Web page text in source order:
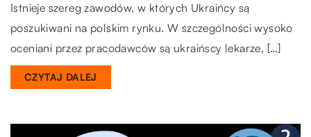
Istnieje szereg zawodów, w których Ukraińcy są
poszukiwani na polskim rynku. W szczególności wysoko
oceniani przez pracodawców są ukraińscy lekarze, […]
CZYTAJ DALEJ